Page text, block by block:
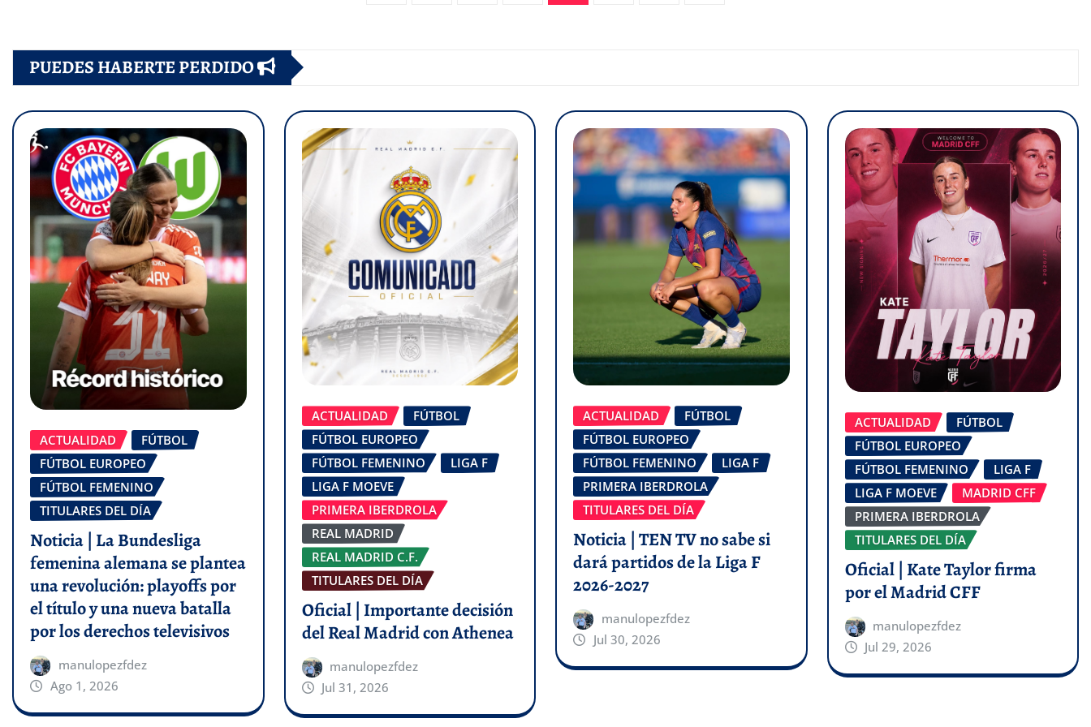
entradas
PUEDES HABERTE PERDIDO
ACTUALIDAD
FÚTBOL
FÚTBOL EUROPEO
FÚTBOL FEMENINO
TITULARES DEL DÍA
Noticia | La Bundesliga
femenina alemana se plantea
una revolución: playoffs por
el título y una nueva batalla
por los derechos televisivos
manulopezfdez
Ago 1, 2026
ACTUALIDAD
FÚTBOL
FÚTBOL EUROPEO
FÚTBOL FEMENINO
LIGA F
LIGA F MOEVE
PRIMERA IBERDROLA
REAL MADRID
REAL MADRID C.F.
TITULARES DEL DÍA
Oficial | Importante decisión
del Real Madrid con Athenea
manulopezfdez
Jul 31, 2026
ACTUALIDAD
FÚTBOL
FÚTBOL EUROPEO
FÚTBOL FEMENINO
LIGA F
PRIMERA IBERDROLA
TITULARES DEL DÍA
Noticia | TEN TV no sabe si
dará partidos de la Liga F
2026-2027
manulopezfdez
Jul 30, 2026
ACTUALIDAD
FÚTBOL
FÚTBOL EUROPEO
FÚTBOL FEMENINO
LIGA F
LIGA F MOEVE
MADRID CFF
PRIMERA IBERDROLA
TITULARES DEL DÍA
Oficial | Kate Taylor firma
por el Madrid CFF
manulopezfdez
Jul 29, 2026